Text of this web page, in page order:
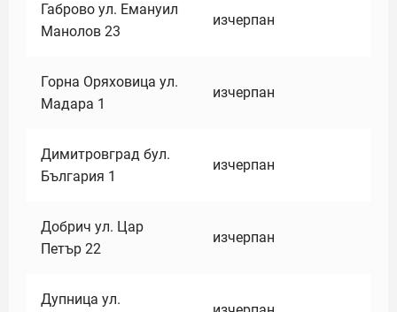
Габрово ул. Емануил
Манолов 23
изчерпан
Горна Оряховица ул.
Мадара 1
изчерпан
Димитровград бул.
България 1
изчерпан
Добрич ул. Цар
Петър 22
изчерпан
Дупница ул.